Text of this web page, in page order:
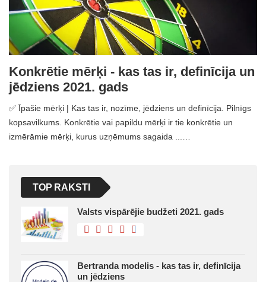
Konkrētie mērķi - kas tas ir, definīcija un
jēdziens 2021. gads
✅ Īpašie mērķi | Kas tas ir, nozīme, jēdziens un definīcija. Pilnīgs
kopsavilkums. Konkrētie vai papildu mērķi ir tie konkrētie un
izmērāmie mērķi, kurus uzņēmums sagaida ...…
TOP RAKSTI
Valsts vispārējie budžeti 2021. gads
Bertranda modelis - kas tas ir, definīcija
un jēdziens